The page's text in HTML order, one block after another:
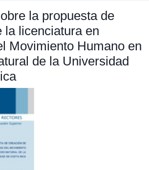
la propuesta de
la licenciatura en
Movimiento Humano en
de la Universidad